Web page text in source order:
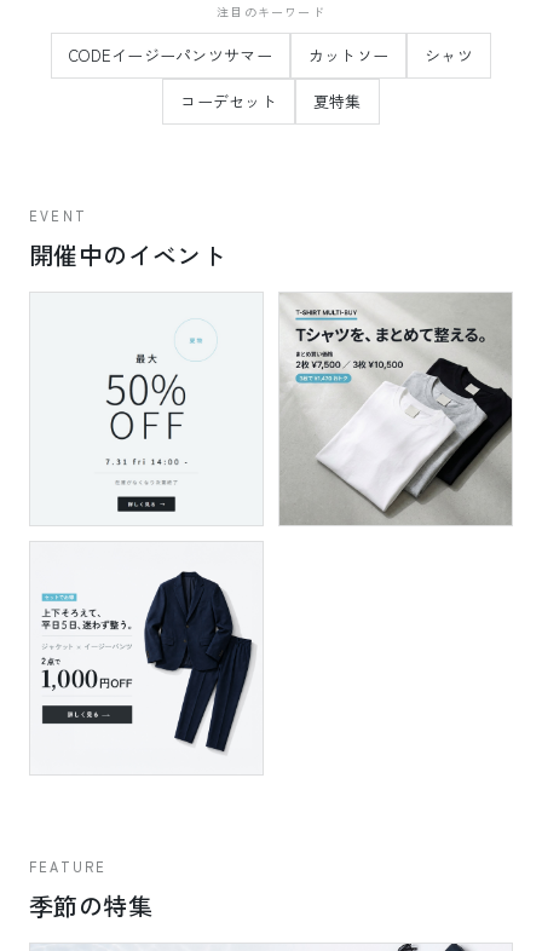
注目のキーワード
CODEイージーパンツサマー カットソー
シャツ
コーデセット
夏特集
EVENT
開催中のイベント
FEATURE
季節の特集